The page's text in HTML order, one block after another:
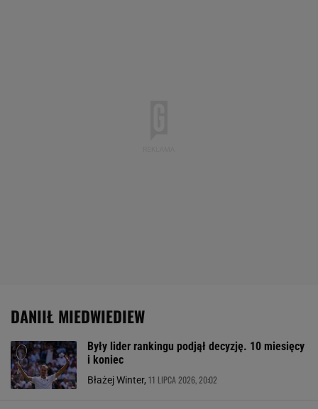
DANIIŁ MIEDWIEDIEW
Były lider rankingu podjął decyzję. 10 miesięcy
i koniec
Błażej Winter, 11 LIPCA 2026, 20:02